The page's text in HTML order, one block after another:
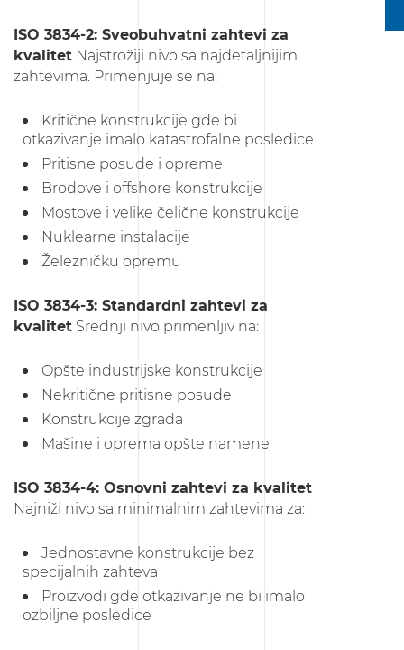
ISO 3834-2: Sveobuhvatni zahtevi za
kvalitet Najstrožiji nivo sa najdetaljnijim
zahtevima. Primenjuje se na:
Kritične konstrukcije gde bi
otkazivanje imalo katastrofalne posledice
Pritisne posude i opreme
Brodove i offshore konstrukcije
Mostove i velike čelične konstrukcije
Nuklearne instalacije
Železničku opremu
ISO 3834-3: Standardni zahtevi za
kvalitet Srednji nivo primenljiv na:
Opšte industrijske konstrukcije
Nekritične pritisne posude
Konstrukcije zgrada
Mašine i oprema opšte namene
ISO 3834-4: Osnovni zahtevi za kvalitet
Najniži nivo sa minimalnim zahtevima za:
Jednostavne konstrukcije bez
specijalnih zahteva
Proizvodi gde otkazivanje ne bi imalo
ozbiljne posledice